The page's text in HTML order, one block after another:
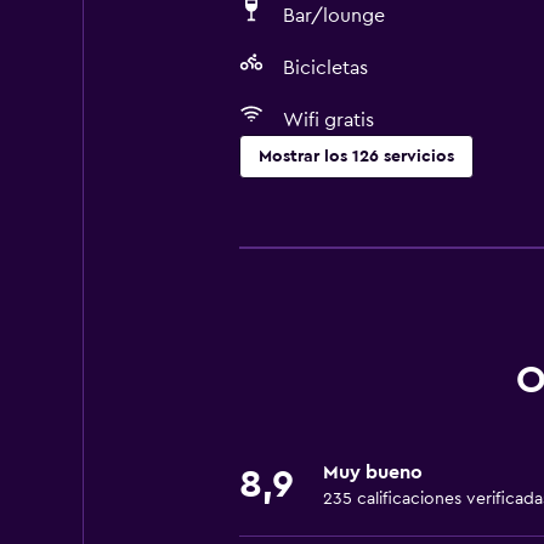
Bar/lounge
Bicicletas
Wifi gratis
Mostrar los 126 servicios
Habitaciones familiares
Zona de estar
8,9 Muy bueno
235 calificaciones